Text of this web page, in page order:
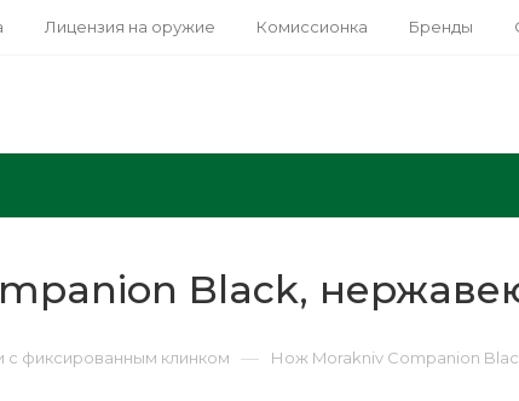
Лицензия на оружие Комиссионка Бренды
Black,
с фиксированным клинком — Нож Morakniv Companion